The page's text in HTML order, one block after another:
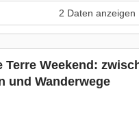
2 Daten anzeigen
Terre Weekend:
und Wanderwege